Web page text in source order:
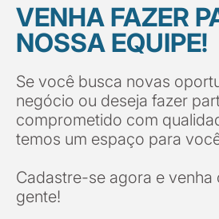
VENHA FAZER
NOSSA EQUIPE!
Se você busca novas
negócio ou deseja fazer
comprometido com
temos um espaço para
Cadastre-se agora e venha
gente!